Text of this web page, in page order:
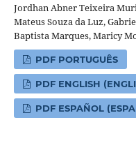
Jordhan Abner Teixeira
Mateus Souza da Luz,
Baptista Marques, Maricy
PDF PORTUGUÊS
PDF ENGLISH
PDF ESPAÑOL